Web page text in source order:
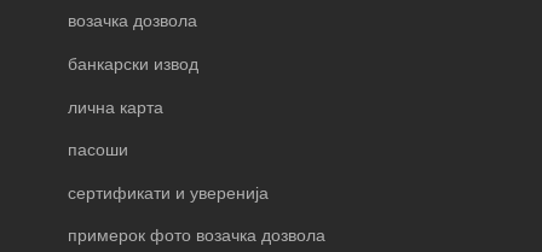
возачка дозвола
банкарски извод
лична карта
пасоши
сертификати и уверенија
примерок фото возачка дозвола